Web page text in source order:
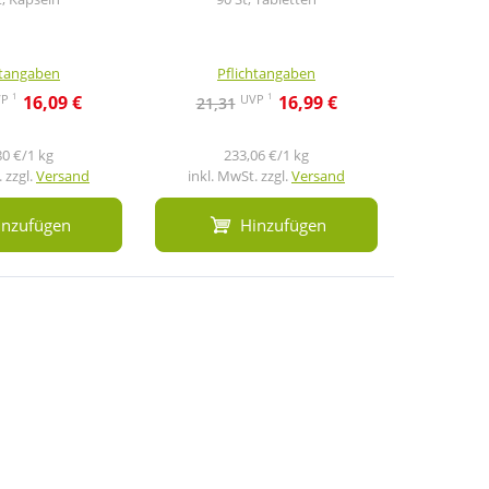
1 16,09 €
€/1 kg
zzgl.Versand
Pflichtangaben
21,31 UVP 1 16,99 €
233,06 €/1 kg
inkl. MwSt. zzgl.Versand
Hinzufügen